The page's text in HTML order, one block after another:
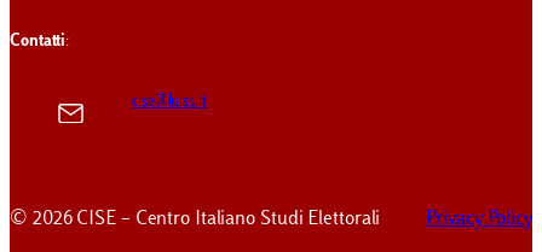
Contatti:
cise@luiss.it
© 2026 CISE – Centro Italiano Studi Elettorali Privacy Policy